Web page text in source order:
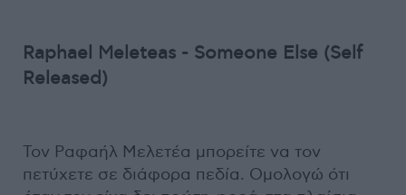
Raphael Meleteas - Someone Else (Self
Released)
Τον Ραφαήλ Μελετέα μπορείτε να τον
πετύχετε σε διάφορα πεδία. Ομολογώ ότι